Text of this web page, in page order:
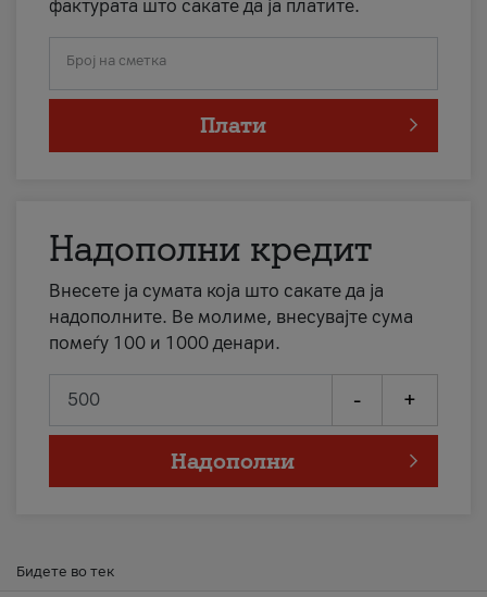
фактурата што сакате да ја платите.
Број на сметка
Плати
Надополни кредит
Внесете ја сумата која што сакате да ја
надополните. Ве молиме, внесувајте сума
помеѓу 100 и 1000 денари.
- +
Надополни
Бидете во тек